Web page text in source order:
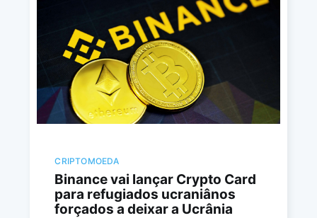
CRIPTOMOEDA
Binance vai lançar Crypto Card
para refugiados ucraniânos
forçados a deixar a Ucrânia